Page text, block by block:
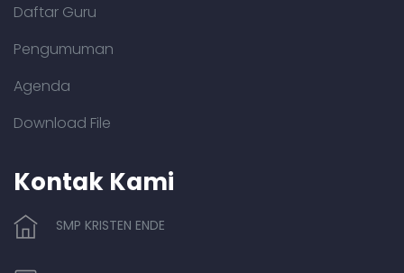
Daftar Guru
Pengumuman
Agenda
Download File
Kontak Kami
SMP KRISTEN ENDE